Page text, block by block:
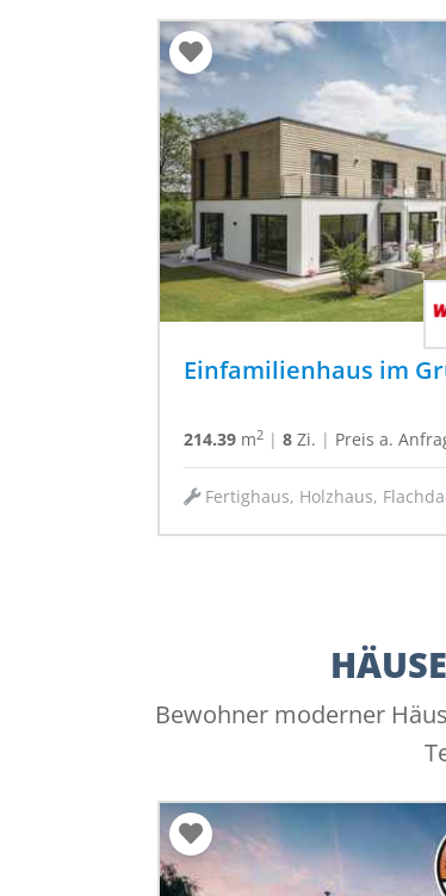
Einfamilienhaus im
214.39 m2 | 8 Zi. | Preis a.
Fertighaus, Holzhaus,
Bewohner moderner